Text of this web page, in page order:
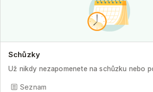
Schůzky
Už nikdy nezapomenete na schůzku nebo
Seznam